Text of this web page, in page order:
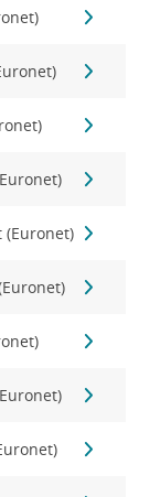
(Euronet)